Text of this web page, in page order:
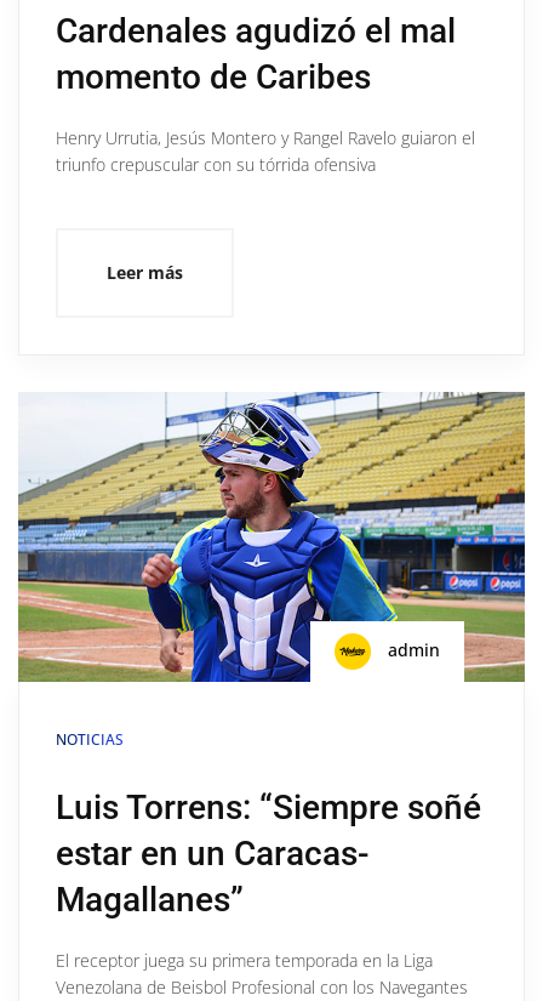
Cardenales agudizó el mal
momento de Caribes
Henry Urrutia, Jesús Montero y Rangel Ravelo guiaron el
triunfo crepuscular con su tórrida ofensiva
Leer más
admin
NOTICIAS
Luis Torrens: “Siempre soñé
estar en un Caracas-
Magallanes”
El receptor juega su primera temporada en la Liga
Venezolana de Beisbol Profesional con los Navegantes